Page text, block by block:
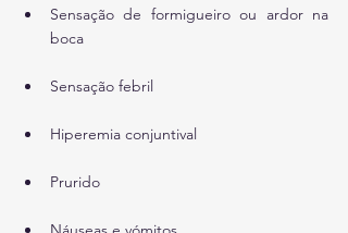
Sensação de formigueiro ou ardor na
boca
Sensação febril
Hiperemia conjuntival
Prurido